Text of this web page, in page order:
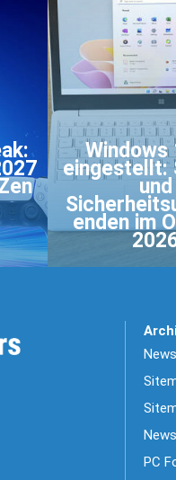
Windows
eingestellt:
und
enden im
PC